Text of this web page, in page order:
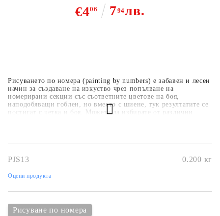
€406 794лв.
Рисуването по номера (painting by numbers) е забавен и лесен
начин за създаване на изкуство чрез попълване на
номерирани секции със съответните цветове на боя,
наподобяващи гоблен, но вместо с шиене, тук резултатите се
постигат с четка и боя. Можете да избирате от различни
PJS13 0.200 кг
Оцени продукта
Рисуване по номера